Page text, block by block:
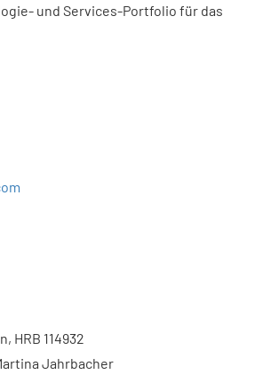
und Services-Portfolio für das
HRB 114932
Jahrbacher